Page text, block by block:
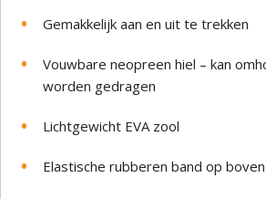
Gemakkelijk aan en uit te trekken
Vouwbare neopreen hiel – kan
worden gedragen
Lichtgewicht EVA zool
Elastische rubberen band op